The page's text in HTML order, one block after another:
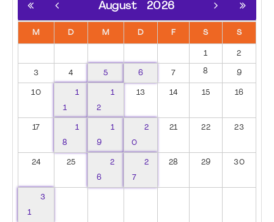
August 2026
M D M D F S S
1 2
3 4 5 6 7 8 9
10
1
1
1
2
13 14 15 16
17
1
8
1
9
2
0
21 22 23
24 25
2
6
2
7
28 29 30
3
1